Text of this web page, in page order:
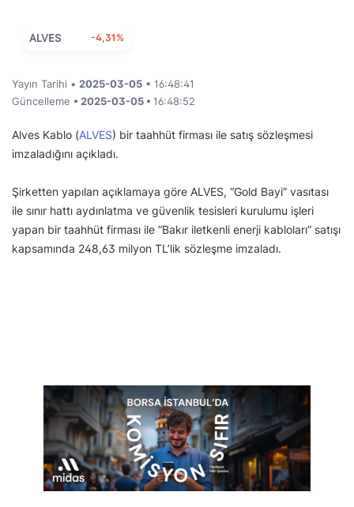
ALVES -4,31%
Yayın Tarihi • 2025-03-05 • 16:48:41
Güncelleme • 2025-03-05 • 16:48:52
Alves Kablo (ALVES) bir taahhüt firması ile satış sözleşmesi
imzaladığını açıkladı.
Şirketten yapılan açıklamaya göre ALVES, “Gold Bayi” vasıtası
ile sınır hattı aydınlatma ve güvenlik tesisleri kurulumu işleri
yapan bir taahhüt firması ile “Bakır iletkenli enerji kabloları” satışı
kapsamında 248,63 milyon TL’lik sözleşme imzaladı.